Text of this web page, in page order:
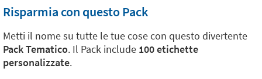
Risparmia con questo Pack
Metti il nome su tutte le tue cose con questo divertente
Pack Tematico. Il Pack include 100etichette
personalizzate.